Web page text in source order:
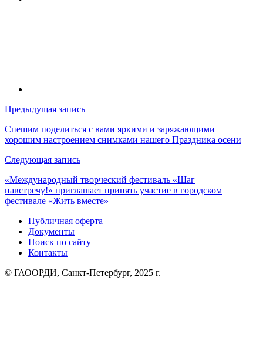
Навигация
по
записям
Предыдущая запись
Спешим поделиться с вами яркими и заряжающими
хорошим настроением снимками нашего Праздника осени
Следующая запись
«Международный творческий фестиваль «Шаг
навстречу!» приглашает принять участие в городском
фестивале «Жить вместе»
Публичная оферта
Документы
Поиск по сайту
Контакты
© ГАООРДИ, Санкт-Петербург, 2025 г.